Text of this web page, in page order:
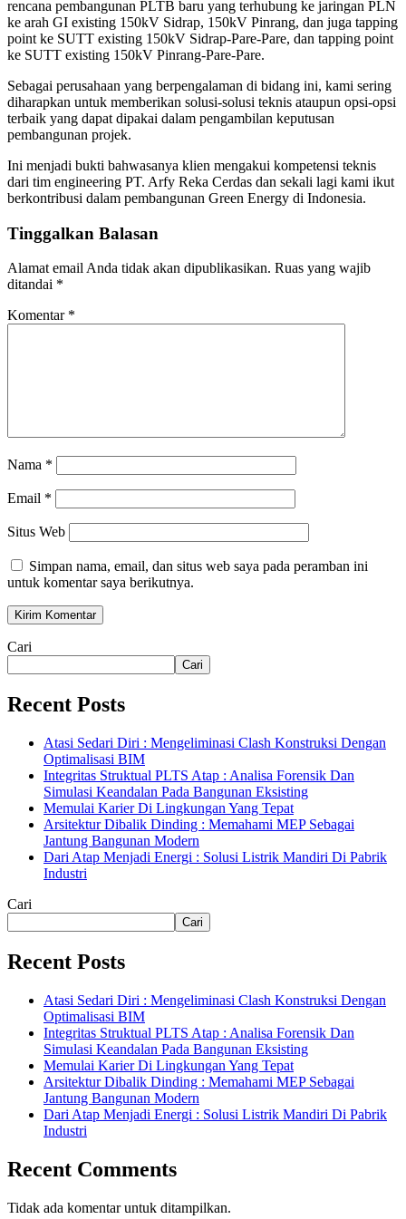
rencana pembangunan PLTB baru yang terhubung ke jaringan PLN
ke arah GI existing 150kV Sidrap, 150kV Pinrang, dan juga tapping
point ke SUTT existing 150kV Sidrap-Pare-Pare, dan tapping point
ke SUTT existing 150kV Pinrang-Pare-Pare.
Sebagai perusahaan yang berpengalaman di bidang ini, kami sering
diharapkan untuk memberikan solusi-solusi teknis ataupun opsi-opsi
terbaik yang dapat dipakai dalam pengambilan keputusan
pembangunan projek.
Ini menjadi bukti bahwasanya klien mengakui kompetensi teknis
dari tim engineering PT. Arfy Reka Cerdas dan sekali lagi kami ikut
berkontribusi dalam pembangunan Green Energy di Indonesia.
Tinggalkan Balasan
Alamat email Anda tidak akan dipublikasikan. Ruas yang wajib
ditandai *
Komentar *
Nama *
Email *
Situs Web
Simpan nama, email, dan situs web saya pada peramban ini
untuk komentar saya berikutnya.
Cari
Cari
Recent Posts
Atasi Sedari Diri : Mengeliminasi Clash Konstruksi Dengan
Optimalisasi BIM
Integritas Struktual PLTS Atap : Analisa Forensik Dan
Simulasi Keandalan Pada Bangunan Eksisting
Memulai Karier Di Lingkungan Yang Tepat
Arsitektur Dibalik Dinding : Memahami MEP Sebagai
Jantung Bangunan Modern
Dari Atap Menjadi Energi : Solusi Listrik Mandiri Di Pabrik
Industri
Cari
Cari
Recent Posts
Atasi Sedari Diri : Mengeliminasi Clash Konstruksi Dengan
Optimalisasi BIM
Integritas Struktual PLTS Atap : Analisa Forensik Dan
Simulasi Keandalan Pada Bangunan Eksisting
Memulai Karier Di Lingkungan Yang Tepat
Arsitektur Dibalik Dinding : Memahami MEP Sebagai
Jantung Bangunan Modern
Dari Atap Menjadi Energi : Solusi Listrik Mandiri Di Pabrik
Industri
Recent Comments
Tidak ada komentar untuk ditampilkan.